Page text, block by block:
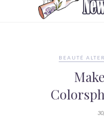
BEAUTÉ